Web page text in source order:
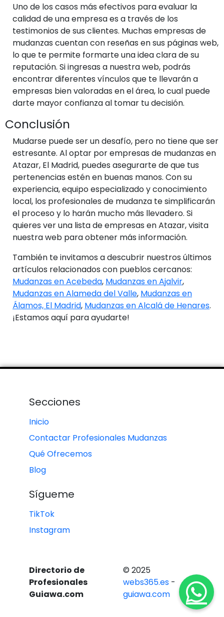
Uno de los casos más efectivos para evaluar la
calidad de una empresa es a través de los
testimonios de sus clientes. Muchas empresas de
mudanzas cuentan con reseñas en sus páginas web,
lo que te permite formarte una idea clara de su
reputación. Si ingresas a nuestra web, podrás
encontrar diferentes vínculos que te llevarán a
empresas bien valoradas en el área, lo cual puede
darte mayor confianza al tomar tu decisión.
Conclusión
Mudarse puede ser un desafío, pero no tiene que ser
estresante. Al optar por empresas de mudanzas en
Atazar, El Madrid, puedes asegurarte de que tus
pertenencias estén en buenas manos. Con su
experiencia, equipo especializado y conocimiento
local, los profesionales de mudanza te simplificarán
el proceso y lo harán mucho más llevadero. Si
quieres ver una lista de empresas en Atazar, visita
nuestra web para obtener más información.
También te invitamos a descubrir nuestros últimos
artículos relacionados con pueblos cercanos:
Mudanzas en Acebeda, Mudanzas en Ajalvir,
Mudanzas en Alameda del Valle, Mudanzas en
Álamos, El Madrid, Mudanzas en Alcalá de Henares.
¡Estamos aquí para ayudarte!
Secciones
Inicio
Contactar Profesionales Mudanzas
Qué Ofrecemos
Blog
Sígueme
TikTok
Instagram
Directorio de
Profesionales
Guiawa.com
© 2025
webs365.es -
guiawa.com